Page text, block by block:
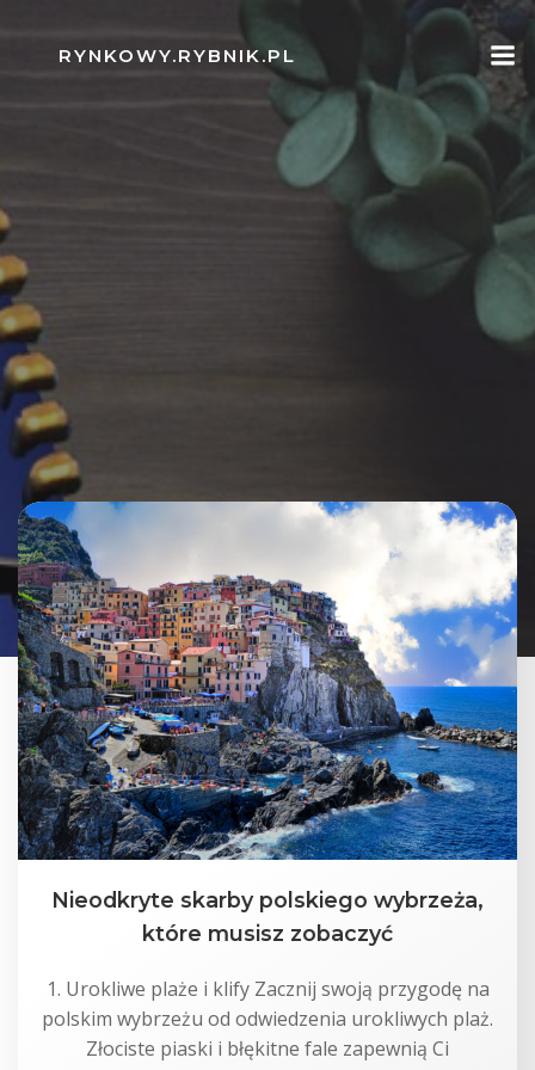
content
RYNKOWY.RYBNIK.PL
Nieodkryte skarby polskiego wybrzeża,
które musisz zobaczyć
1. Urokliwe plaże i klify Zacznij swoją przygodę na
polskim wybrzeżu od odwiedzenia urokliwych plaż.
Złociste piaski i błękitne fale zapewnią Ci